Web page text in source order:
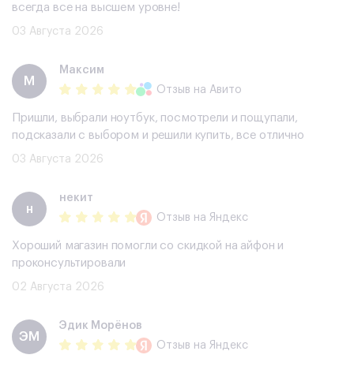
всегда все на высшем уровне!
03 Августа 2026
М
Максим
Отзыв на Авито
Пришли, выбрали ноутбук, посмотрели и пощупали,
подсказали с выбором и решили купить, все отлично
03 Августа 2026
н
некит
Отзыв на Яндекс
Хороший магазин помогли со скидкой на айфон и
проконсультировали
02 Августа 2026
ЭМ
Эдик Морёнов
Отзыв на Яндекс